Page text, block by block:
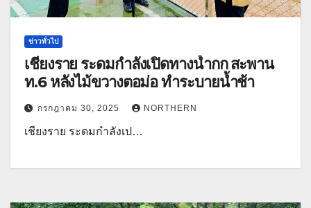
ข่าวทั่วไป
เชียงราย ระดมกำลังเปิดทางน้ำกก สะพาน
ท.6 หลังไม้ขวางตอม่อ ทำระบายน้ำช้า
กรกฎาคม 30, 2025 NORTHERN
เชียงราย ระดมกำลังเป…